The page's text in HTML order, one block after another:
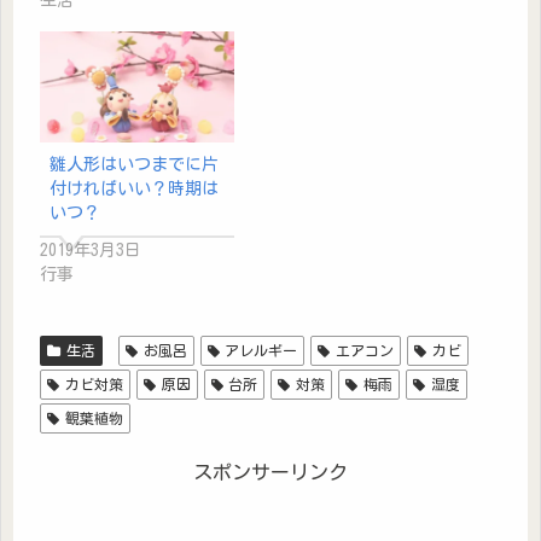
雛人形はいつまでに片
付ければいい？時期は
いつ？
2019年3月3日
行事
生活 お風呂 アレルギー エアコン カビ
カビ対策 原因 台所 対策 梅雨 湿度
観葉植物
スポンサーリンク